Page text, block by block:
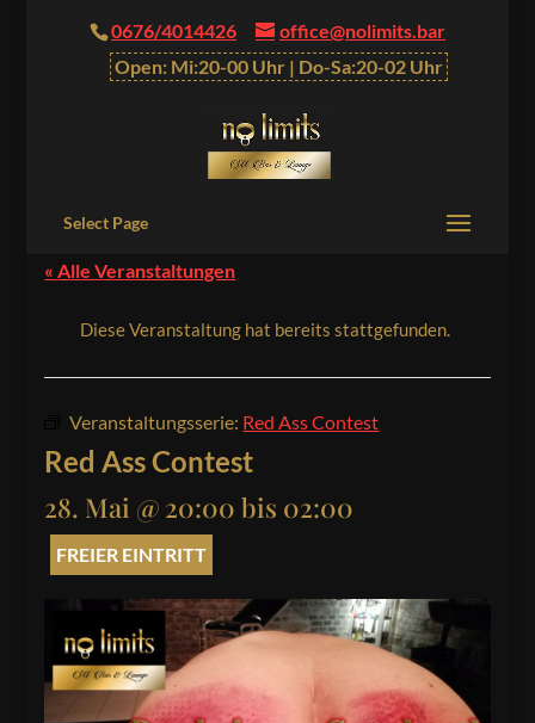
0676/4014426
office@nolimits.bar
Open: Mi:20-00 Uhr | Do-Sa:20-02 Uhr
Select Page
« Alle Veranstaltungen
Diese Veranstaltung hat bereits stattgefunden.
Veranstaltungsserie: Red Ass Contest
Red Ass Contest
28. Mai @ 20:00 bis 02:00
FREIER EINTRITT